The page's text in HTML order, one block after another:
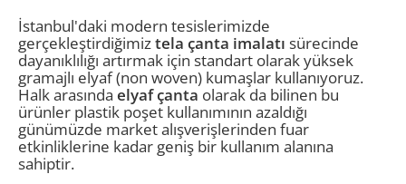
İstanbul'daki modern tesislerimizde
gerçekleştirdiğimiztela çanta imalatı sürecinde
dayanıklılığı artırmak için standart olarak yüksek
gramajlı elyaf (non woven) kumaşlar kullanıyoruz.
Halk arasında elyaf çanta olarak da bilinen bu
ürünler plastik poşet kullanımının azaldığı
günümüzde market alışverişlerinden fuar
etkinliklerine kadar geniş bir kullanım alanına
sahiptir.